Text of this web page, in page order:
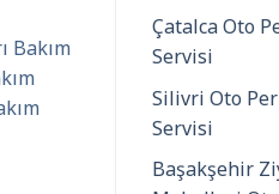
Bakım
Çatalca Oto
Servisi
Silivri Oto
Servisi
Başakşehir